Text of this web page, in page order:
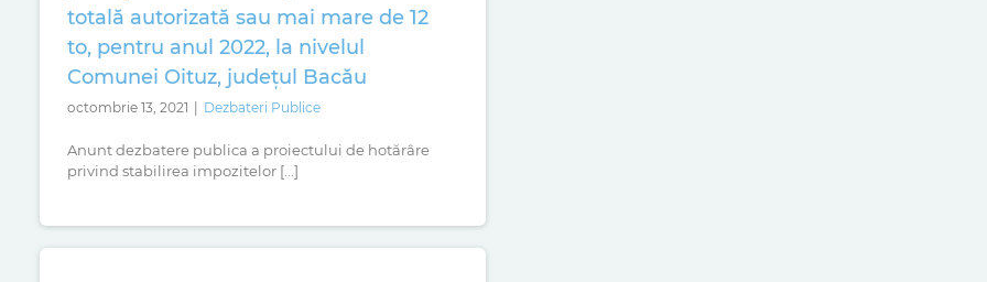
totală autorizată sau mai mare de 12
to, pentru anul 2022, la nivelul
Comunei Oituz, județul Bacău
octombrie 13, 2021 Dezbateri Publice
Anunt dezbatere publica a proiectului de hotărâre
privind stabilirea impozitelor [...]